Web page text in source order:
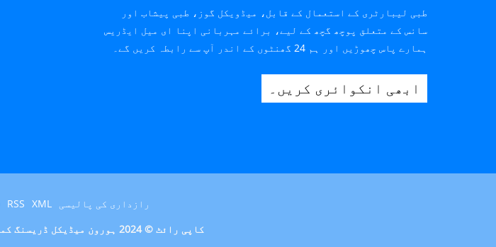
طبی لیبارٹری کے استعمال کے قابل، میڈویکل گوز، طبی پیشاب اور
سانس کے متعلق پوچھ گچھ کے لیے، برائے مہربانی اپنا ای میل ایڈریس
ہمارے پاس چھوڑیں اور ہم 24 گھنٹوں کے اندر آپ سے رابطہ کریں گے۔
ابھی انکوائری کریں۔
RSS XML
رازداری کی پالیسی
کاپی رائٹ © 2024 ہورون میڈیکل ڈریسنگ کمپنی ، لمیٹڈ تمام حقوق محفوظ ہیں۔